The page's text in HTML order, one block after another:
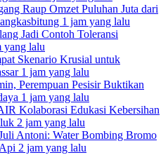
Raup Omzet Puluhan Juta dari
1 jam yang lalu
Jadi Contoh Toleransi
yang lalu
Skenario Krusial untuk
1 jam yang lalu
Perempuan Pesisir Buktikan
1 jam yang lalu
Kolaborasi Edukasi Kebersihan
2 jam yang lalu
Antoni: Water Bombing Bromo
2 jam yang lalu